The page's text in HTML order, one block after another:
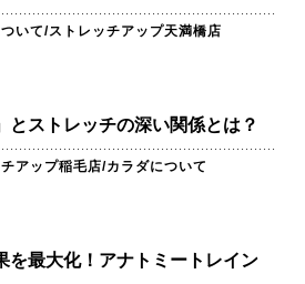
いて/ストレッチアップ天満橋店
とストレッチの深い関係とは？
アップ稲毛店/カラダについて
を最大化！アナトミートレイン